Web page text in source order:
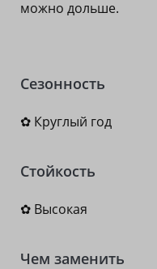
можно дольше.
Сезонность
✿ Круглый год
Стойкость
✿ Высокая
Чем заменить